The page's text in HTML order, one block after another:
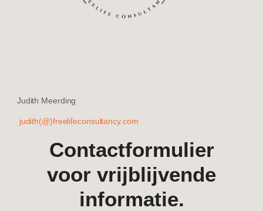
Judith Meerding
judith(@)freelifeconsultancy.com
Contactformulier
voor vrijblijvende
informatie.